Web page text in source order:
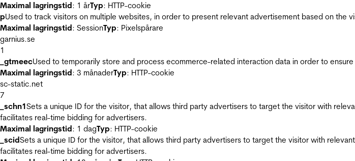
Maximal lagringstid: 1 årTyp: HTTP-cookie
pUsed to track visitors on multiple websites, in order to present relevant advertisement based on the
Maximal lagringstid: SessionTyp: Pixelspårare
garnius.se
1
_gtmeecUsed to temporarily store and process ecommerce-related interaction data in order to
Maximal lagringstid: 3 månaderTyp: HTTP-cookie
sc-static.net
7
_schn1Sets a unique ID for the visitor, that allows third party advertisers to target the visitor with
facilitates real-time bidding for advertisers.
Maximal lagringstid: 1 dagTyp: HTTP-cookie
_scidSets a unique ID for the visitor, that allows third party advertisers to target the visitor with
facilitates real-time bidding for advertisers.